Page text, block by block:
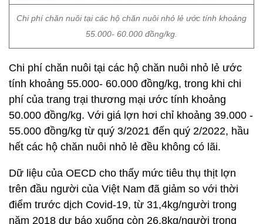
Chi phí chăn nuôi tại các hộ chăn nuôi nhỏ lẻ ước tính khoảng
55.000- 60.000 đồng/kg.
Chi phí chăn nuôi tại các hộ chăn nuôi nhỏ lẻ ước
tính khoảng 55.000- 60.000 đồng/kg, trong khi chi
phí của trang trại thương mại ước tính khoảng
50.000 đồng/kg. Với giá lợn hơi chỉ khoảng 39.000 -
55.000 đồng/kg từ quý 3/2021 đến quý 2/2022, hầu
hết các hộ chăn nuôi nhỏ lẻ đều không có lãi.
Dữ liệu của OECD cho thấy mức tiêu thụ thịt lợn
trên đầu người của Việt Nam đã giảm so với thời
điểm trước dịch Covid-19, từ 31,4kg/người trong
năm 2018 dự báo xuống còn 26,8kg/người trong